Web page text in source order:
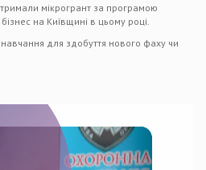
мікрогрант за програмою
на Київщині в цьому році.
для здобуття нового фаху чи